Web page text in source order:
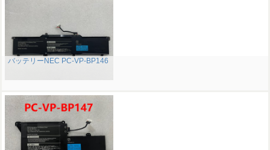
バッテリーNEC PC-VP-BP146